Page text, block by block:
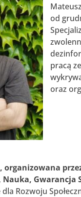
od
pracą
oraz
organizowana
Gwarancja
Rozwoju